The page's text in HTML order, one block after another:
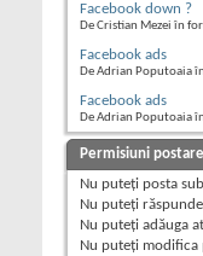
Facebook down ?
De Cristian Mezei în
Facebook ads
De Adrian Poputoaia
Facebook ads
De Adrian Poputoaia
Permisiuni postare
Nu puteţi posta
Nu puteţi
Nu puteţi adăuga
Nu puteţi modifica